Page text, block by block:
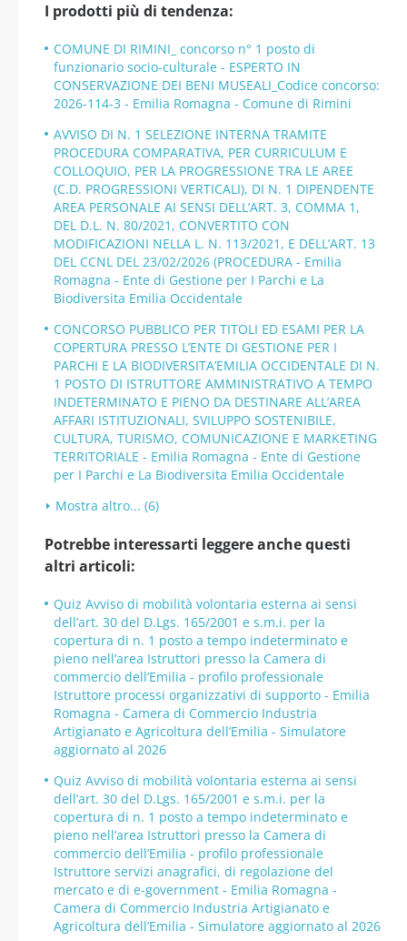
I prodotti più di tendenza:
COMUNE DI RIMINI_ concorso n° 1 posto di
funzionario socio-culturale - ESPERTO IN
CONSERVAZIONE DEI BENI MUSEALI_Codice concorso:
2026-114-3 - Emilia Romagna - Comune di Rimini
AVVISO DI N. 1 SELEZIONE INTERNA TRAMITE
PROCEDURA COMPARATIVA, PER CURRICULUM E
COLLOQUIO, PER LA PROGRESSIONE TRA LE AREE
(C.D. PROGRESSIONI VERTICALI), DI N. 1 DIPENDENTE
AREA PERSONALE AI SENSI DELL’ART. 3, COMMA 1,
DEL D.L. N. 80/2021, CONVERTITO CON
MODIFICAZIONI NELLA L. N. 113/2021, E DELL’ART. 13
DEL CCNL DEL 23/02/2026 (PROCEDURA - Emilia
Romagna - Ente di Gestione per I Parchi e La
Biodiversita Emilia Occidentale
CONCORSO PUBBLICO PER TITOLI ED ESAMI PER LA
COPERTURA PRESSO L’ENTE DI GESTIONE PER I
PARCHI E LA BIODIVERSITA’EMILIA OCCIDENTALE DI N.
1 POSTO DI ISTRUTTORE AMMINISTRATIVO A TEMPO
INDETERMINATO E PIENO DA DESTINARE ALL’AREA
AFFARI ISTITUZIONALI, SVILUPPO SOSTENIBILE,
CULTURA, TURISMO, COMUNICAZIONE E MARKETING
TERRITORIALE - Emilia Romagna - Ente di Gestione
per I Parchi e La Biodiversita Emilia Occidentale
Mostra altro... (6)
Potrebbe interessarti leggere anche questi
altri articoli:
Quiz Avviso di mobilità volontaria esterna ai sensi
dell’art. 30 del D.Lgs. 165/2001 e s.m.i. per la
copertura di n. 1 posto a tempo indeterminato e
pieno nell’area Istruttori presso la Camera di
commercio dell’Emilia - profilo professionale
Istruttore processi organizzativi di supporto - Emilia
Romagna - Camera di Commercio Industria
Artigianato e Agricoltura dell’Emilia - Simulatore
aggiornato al 2026
Quiz Avviso di mobilità volontaria esterna ai sensi
dell’art. 30 del D.Lgs. 165/2001 e s.m.i. per la
copertura di n. 1 posto a tempo indeterminato e
pieno nell’area Istruttori presso la Camera di
commercio dell’Emilia - profilo professionale
Istruttore servizi anagrafici, di regolazione del
mercato e di e-government - Emilia Romagna -
Camera di Commercio Industria Artigianato e
Agricoltura dell’Emilia - Simulatore aggiornato al 2026